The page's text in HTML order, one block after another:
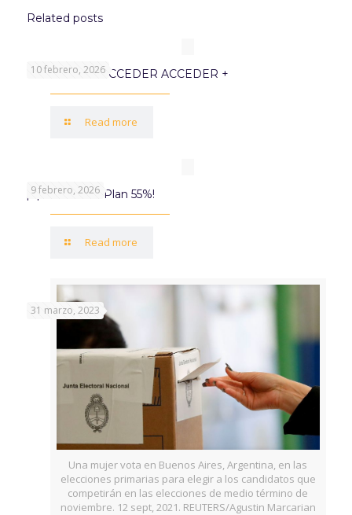
Related posts
10 febrero, 2026
PROGRAMA ACCEDER ACCEDER +
Read more
9 febrero, 2026
¡Aprovechá el Plan 55%!
Read more
Una mujer vota en Buenos Aires, Argentina, en las
elecciones primarias para elegir a los candidatos que
competirán en las elecciones de medio término de
noviembre. 12 sept, 2021. REUTERS/Agustin Marcarian
31 marzo, 2023